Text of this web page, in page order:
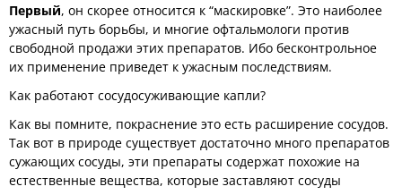
Первый, он скорее относится к “маскировке”. Это наиболее
ужасный путь борьбы, и многие офтальмологи против
свободной продажи этих препаратов. Ибо бесконтрольное
их применение приведет к ужасным последствиям.
Как работают сосудосуживающие капли?
Как вы помните, покраснение это есть расширение сосудов.
Так вот в природе существует достаточно много препаратов
сужающих сосуды, эти препараты содержат похожие на
естественные вещества, которые заставляют сосуды